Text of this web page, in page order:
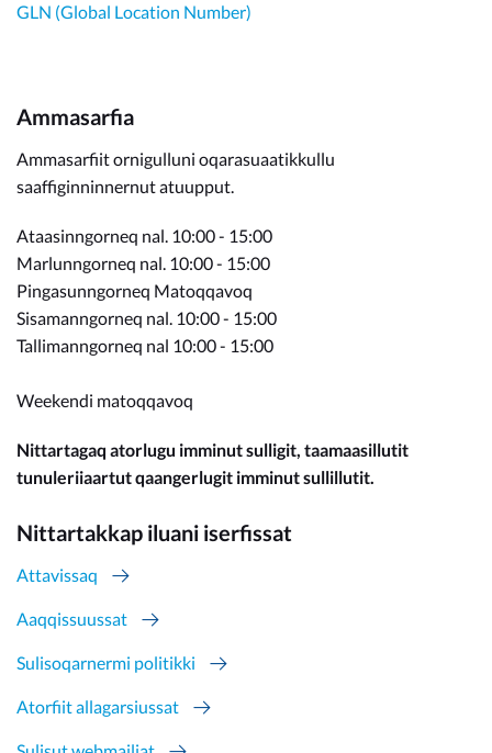
GLN (Global Location Number)
Ammasarfia
Ammasarfiit ornigulluni oqarasuaatikkullu
saaffiginninnernut atuupput.
Ataasinngorneq nal. 10:00 - 15:00
Marlunngorneq nal. 10:00 - 15:00
Pingasunngorneq Matoqqavoq
Sisamanngorneq nal. 10:00 - 15:00
Tallimanngorneq nal 10:00 - 15:00
Weekendi matoqqavoq
Nittartagaq atorlugu imminut sulligit, taamaasillutit
tunuleriiaartut qaangerlugit imminut sullillutit.
Nittartakkap iluani iserfissat
Attavissaq
Aaqqissuussat
Sulisoqarnermi politikki
Atorfiit allagarsiussat